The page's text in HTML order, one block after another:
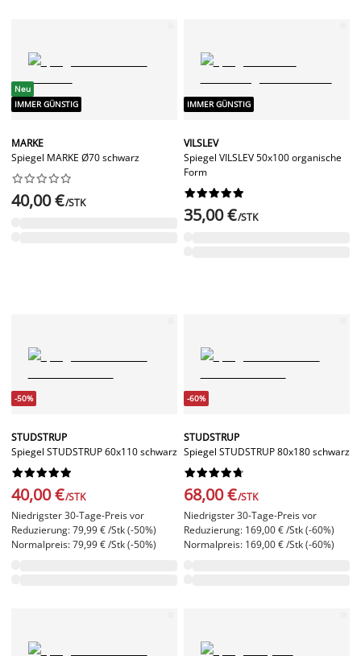
Neu
IMMER GÜNSTIG
MARKE
Spiegel MARKE Ø70 schwarz






40,00 €/STK
IMMER GÜNSTIG
VILSLEV
Spiegel VILSLEV 50x100 organische
Form






35,00 €/STK
-50%
STUDSTRUP
Spiegel STUDSTRUP 60x110 schwarz






40,00 €/STK
Niedrigster 30-Tage-Preis vor
Reduzierung: 79,99 € /Stk (-50%)
Normalpreis: 79,99 € /Stk (-50%)
-60%
STUDSTRUP
Spiegel STUDSTRUP 80x180 schwarz






68,00 €/STK
Niedrigster 30-Tage-Preis vor
Reduzierung: 169,00 € /Stk (-60%)
Normalpreis: 169,00 € /Stk (-60%)